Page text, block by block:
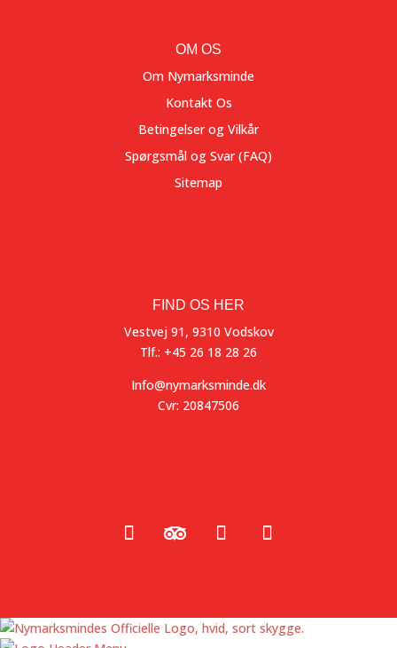
OM OS
Om Nymarksminde
Kontakt Os
Betingelser og Vilkår
Spørgsmål og Svar (FAQ)
Sitemap
FIND OS HER
Vestvej 91, 9310 Vodskov
Tlf.: +45 26 18 28 26
Info@nymarksminde.dk
Cvr: 20847506